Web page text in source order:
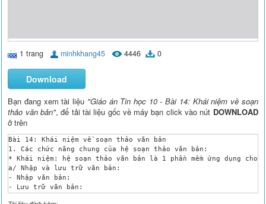
1 trang minhkhang45 4446 0
Download
Bạn đang xem tài liệu "Giáo án Tin học 10 - Bài 14: Khái niệm về soạn
thảo văn bản", để tải tài liệu gốc về máy bạn click vào nút DOWNLOAD
ở trên
Bài 14: Khái niệm về soạn thảo văn bản
1. Các chức năng chung của hệ soạn thảo văn bản:
* Khái niệm: hệ soạn thảo văn bản là 1 phần mềm ứng dụng
a/ Nhập và lưu trữ văn bản:
- Nhập văn bản:
- Lưu trữ văn bản:
b/ Sửa đổi văn bản :